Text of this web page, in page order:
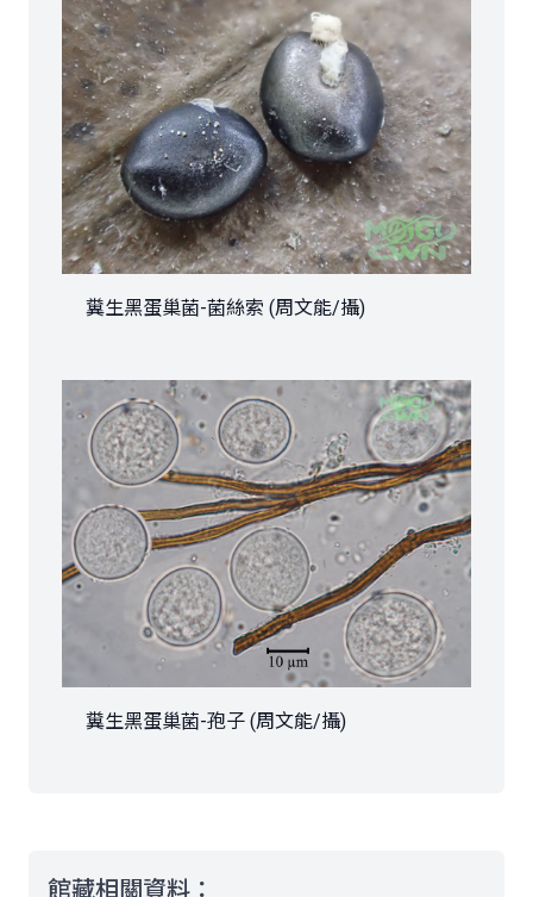
糞生黑蛋巢菌-菌絲索 (周文能/攝)
糞生黑蛋巢菌-孢子 (周文能/攝)
館藏相關資料：